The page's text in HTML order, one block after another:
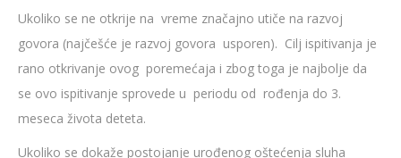
Ukoliko se ne otkrije na vreme značajno utiče na razvoj
govora (najčešće je razvoj govora usporen). Cilj ispitivanja je
rano otkrivanje ovog poremećaja i zbog toga je najbolje da
se ovo ispitivanje sprovede u periodu od rođenja do 3.
meseca života deteta.
Ukoliko se dokaže postojanje urođenog oštećenja sluha